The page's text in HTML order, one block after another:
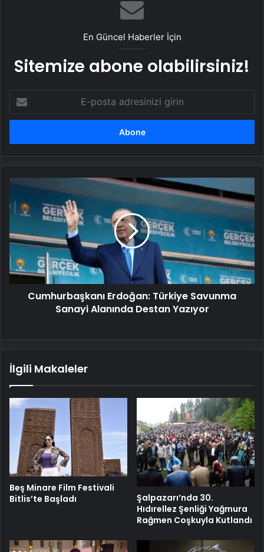
En Güncel Haberler İçin
Sitemize abone olabilirsiniz!
posta
adresinizi
Cumhurbaşkanı
Türkiye
Sanayi
Alanında
Destan
Yazıyor
Cumhurbaşkanı Erdoğan: Türkiye Savunma
Sanayi Alanında Destan Yazıyor
İlgili Makaleler
Beş Minare Film Festivali
Bitlis’te Başladı
Şalpazarı’nda 30.
Hıdırellez Şenliği Yağmura
Rağmen Coşkuyla Kutlandı